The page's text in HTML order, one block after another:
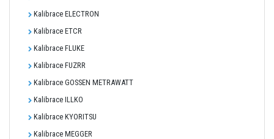
Kalibrace ELECTRON
Kalibrace ETCR
Kalibrace FLUKE
Kalibrace FUZRR
Kalibrace GOSSEN METRAWATT
Kalibrace ILLKO
Kalibrace KYORITSU
Kalibrace MEGGER